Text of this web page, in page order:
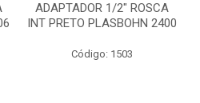
ADAPTADOR 1/2" ROSCA
INT PRETO PLASBOHN 2400
Código: 1503